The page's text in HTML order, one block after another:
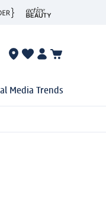
Media Trends